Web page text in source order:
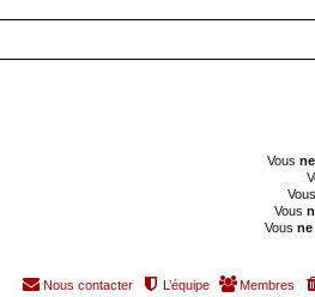
Vous
Vous
Vous
Vous ne
Membres
L’équipe
Nous contacter